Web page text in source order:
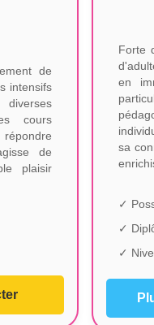
de
intensifs
cours
de
plaisir
Forte
en
sa
✓
✓
✓